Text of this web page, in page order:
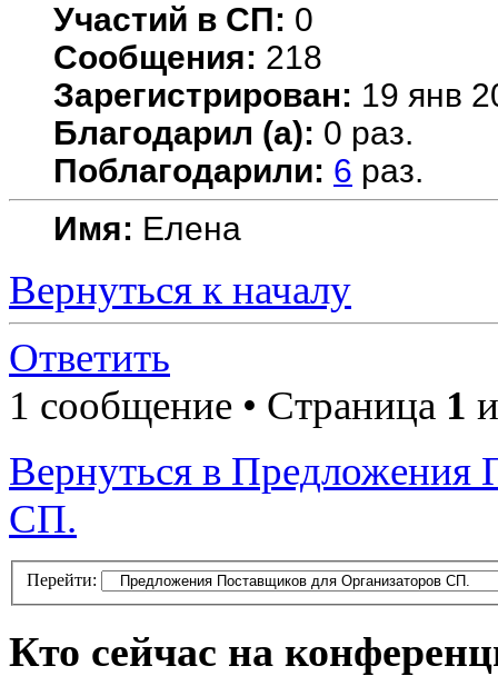
Участий в СП: 0
Сообщения: 218
Зарегистрирован: 19 янв
Благодарил (а): 0 раз.
Поблагодарили: 6 раз.
Имя: Елена
Вернуться к началу
Ответить
1 сообщение • Страница 1
Вернуться в Предложения
СП.
Перейти:
Кто сейчас на